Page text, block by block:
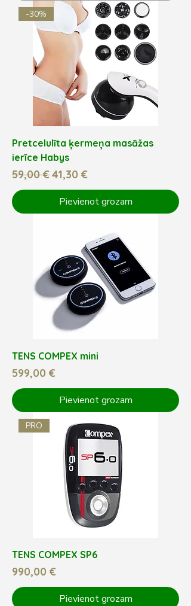
-30%
Pretcelulīta ķermeņa masāžas
ierīce Habys
Parastā cena
59,00 €Izpārdošanas cena
41,30 €
Pievienot grozam
TENS COMPEX mini
Cena
599,00 €
Pievienot grozam
PRO
TENS COMPEX SP6
Cena
990,00 €
Pievienot grozam